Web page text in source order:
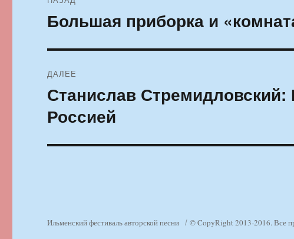
по
Предыдущая
Большая приборка и
ДАЛЕЕ
Следующая
Станислав Стремидловский:
Россией
Ильменский фестиваль авторской песни © CopyRight 2013-2016. Все